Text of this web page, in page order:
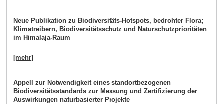
Neue Publikation zu Biodiversitäts-Hotspots, bedrohter Flora;
Klimatreibern, Biodiversitätsschutz und Naturschutzprioritäten
im Himalaja-Raum
[mehr]
Appell zur Notwendigkeit eines standortbezogenen
Biodiversitätsstandards zur Messung und Zertifizierung der
Auswirkungen naturbasierter Projekte